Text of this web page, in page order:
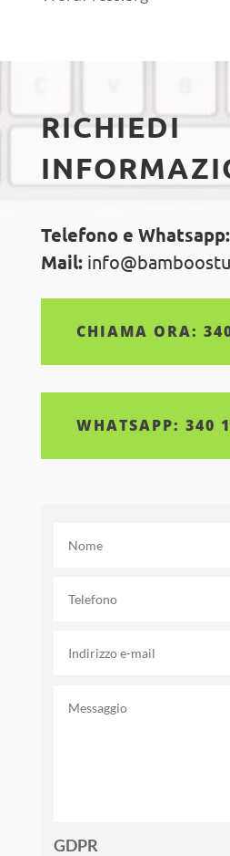
RICHIEDI
Telefono e Whatsapp:
Mail:
CHIAMA ORA:
WHATSAPP: 340
GDPR